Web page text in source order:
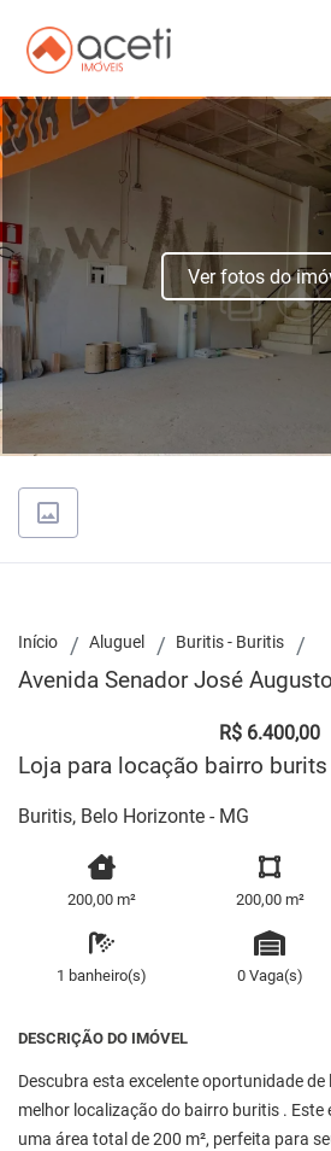
Ver fotos do
Início Aluguel Buritis - Buritis
Avenida Senador José Augusto
R$ 6.400,00
Loja para locação bairro burits
Buritis, Belo Horizonte - MG
200,00 m² 200,00 m²
1 banheiro(s) 0 Vaga(s)
DESCRIÇÃO DO IMÓVEL
Descubra esta excelente oportunidade
melhor localização do bairro buritis . Este
uma área total de 200 m², perfeita para